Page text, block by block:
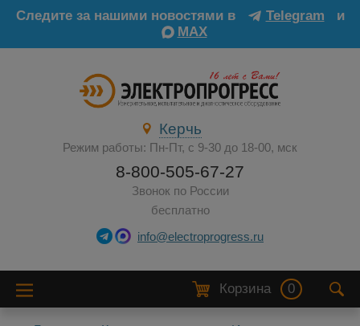
Следите за нашими новостями в Telegram
и
MAX
Керчь
Режим работы: Пн-Пт, с 9-30 до 18-00, мск
8-800-505-67-27
Звонок по России
бесплатно
info@electroprogress.ru
Корзина 0